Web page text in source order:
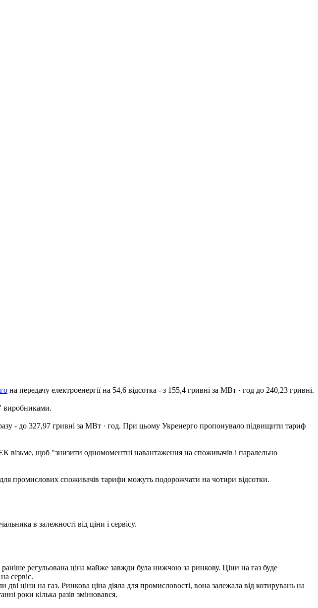
на передачу електроенергії на 54,6 відсотка - з 155,4 гривні за МВт · год до 240,23 гривні.
виробниками.
- до 327,97 гривні за МВт · год. При цьому Укренерго пропонувало підвищити тариф
щоб "знизити одномоментні навантаження на споживачів і паралельно
промислових споживачів тарифи можуть подорожчати на чотири відсотки.
в залежності від ціни і сервісу.
регульована ціна майже завжди була нижчою за ринкову. Ціни на газ буде
сервіс.
ціни на газ. Ринкова ціна діяла для промисловості, вона залежала від котирувань на
роки кілька разів змінювався.